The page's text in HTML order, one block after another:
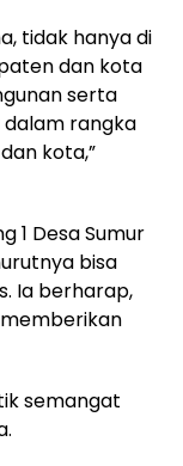
tidak hanya di
dan kota
serta
dalam rangka
kota,”
1 Desa Sumur
bisa
Ia berharap,
semangat